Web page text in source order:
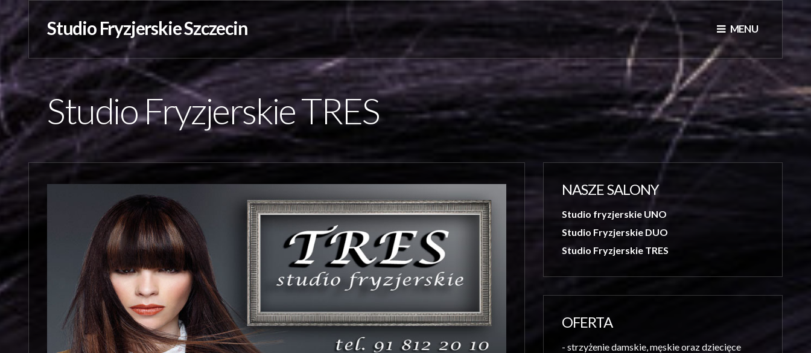
Studio Fryzjerskie Szczecin MENU
Studio Fryzjerskie TRES
NASZE SALONY
Studio fryzjerskie UNO
Studio Fryzjerskie DUO
Studio Fryzjerskie TRES
OFERTA
- strzyżenie damskie, męskie oraz dziecięce